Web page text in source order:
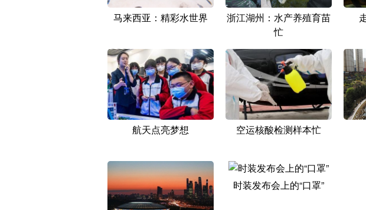
马来西亚：精彩水世界
浙江湖州：水产养殖育苗
忙
航天点亮梦想 空运核酸检测样本忙
时装发布会上的“口罩”